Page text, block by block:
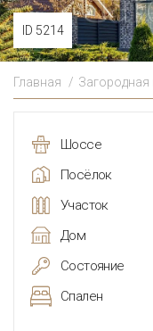
ID 5214
Главная
Шоссе
Посёлок
Участок
Дом
Состояние
Спален